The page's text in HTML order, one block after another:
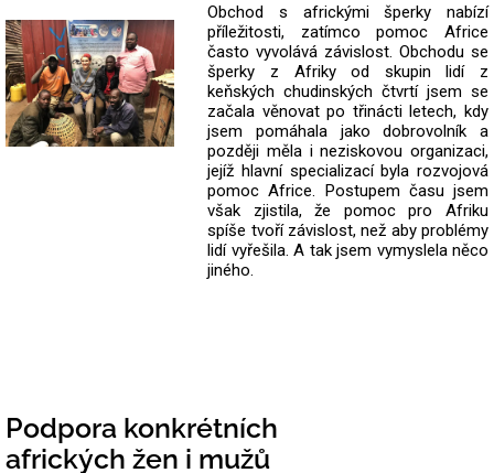
Obchod s africkými šperky nabízí
příležitosti, zatímco pomoc Africe
často vyvolává závislost. Obchodu se
šperky z Afriky od skupin lidí z
keňských chudinských čtvrtí jsem se
začala věnovat po třinácti letech, kdy
jsem pomáhala jako dobrovolník a
později měla i neziskovou organizaci,
jejíž hlavní specializací byla rozvojová
pomoc Africe. Postupem času jsem
však zjistila, že pomoc pro Afriku
spíše tvoří závislost, než aby problémy
lidí vyřešila. A tak jsem vymyslela něco
jiného.
Podpora konkrétních
afrických žen i mužů